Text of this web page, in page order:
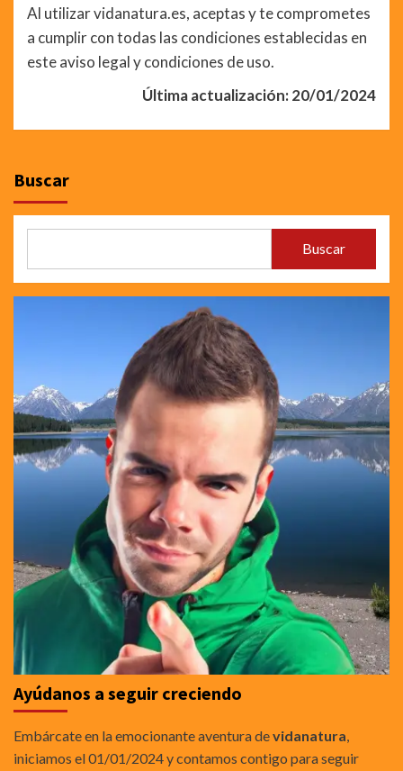
Al utilizar vidanatura.es, aceptas y te comprometes
a cumplir con todas las condiciones establecidas en
este aviso legal y condiciones de uso.
Última actualización: 20/01/2024
Buscar
Buscar
Ayúdanos a seguir creciendo
Embárcate en la emocionante aventura devidanatura,
iniciamos el 01/01/2024 y contamos contigo para seguir